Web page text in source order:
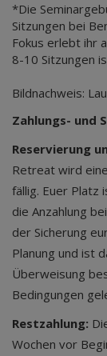
*Die
Sitzungen bei
Fokus erlebt ihr
8-10 Sitzungen
Bildnachweis:
Zahlungs- und
Reservierung
Retreat wird
fällig. Euer Platz
die Anzahlung
der Sicherung
Planung und ist
Überweisung
Bedingungen
Restzahlung:
Wochen vor